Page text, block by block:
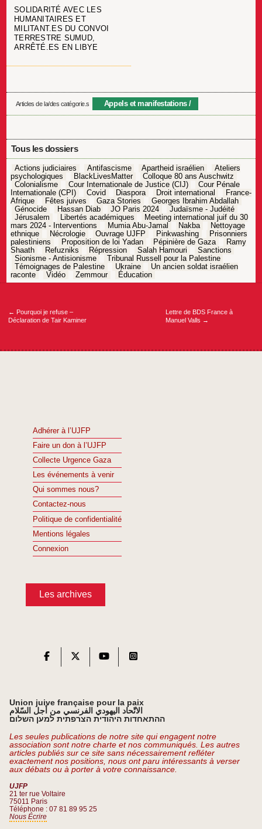
SOLIDARITÉ AVEC LES
HUMANITAIRES ET
MILITANT.ES DU CONVOI
TERRESTRE SUMUD,
ARRÊTÉ.ES EN LIBYE
Articles de la/des catégorie.s Appels et manifestations
Tous les dossiers
Actions judiciaires Antifascisme Apartheid israélien
Ateliers
psychologiques
BlackLivesMatter
Colloque 80 ans Auschwitz
Colonialisme
Cour Internationale de Justice (CIJ)
Cour Pénale
Internationale (CPI)
Covid Diaspora Droit international
France-
Afrique
Fêtes juives Gaza Stories
Georges Ibrahim Abdallah
Génocide
Hassan Diab JO Paris 2024
Judaïsme - Judéité
Jérusalem
Libertés académiques
Meeting international juif du 30
mars 2024 - Interventions
Mumia Abu-Jamal Nakba
Nettoyage
ethnique
Nécrologie Ouvrage UJFP Pinkwashing
Prisonniers
palestiniens
Proposition de loi Yadan Pépinière de Gaza
Ramy
Shaath
Refuzniks Répression Salah Hamouri
Sanctions
Sionisme - Antisionisme
Tribunal Russell pour la Palestine
Témoignages de Palestine
Ukraine
Un ancien soldat israélien
raconte
Vidéo Zemmour Éducation
Navigation
← Pourquoi je refuse –
Déclaration de Tair Kaminer
Lettre de BDS France à
Manuel Valls →
Adhérer à l’UJFP
Faire un don à l’UJFP
Collecte Urgence Gaza
Les événements à venir
Qui sommes nous?
Contactez-nous
Politique de confidentialité
Mentions légales
Connexion
Les archives
Union juive française pour la paix
الاتّحاد اليهودي الفرنسي من أجل السّلام
ההתאחדות היהודית הצרפתית למען השלום
Les seules publications de notre site qui engagent notre
association sont notre charte et nos communiqués. Les autres
articles publiés sur ce site sans nécessairement refléter
exactement nos positions, nous ont paru intéressants à verser
aux débats ou à porter à votre connaissance.
UJFP
21 ter rue Voltaire
75011 Paris
Téléphone : 07 81 89 95 25
Nous Écrire